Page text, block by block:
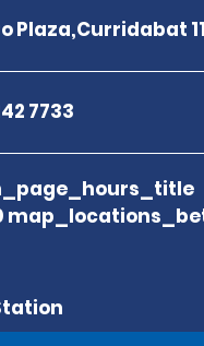
Plaza,Curridabat
7733